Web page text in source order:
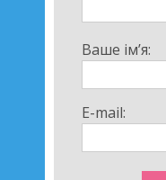
Ваше ім’я:
E-mail: